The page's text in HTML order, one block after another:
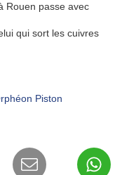
Rouen passe avec
qui sort les cuivres
Piston